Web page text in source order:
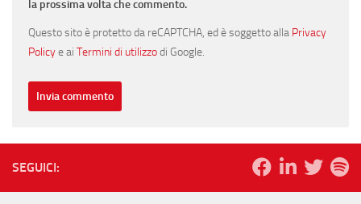
la prossima volta che commento.
Questo sito è protetto da reCAPTCHA, ed è soggetto alla Privacy
Policye ai Termini di utilizzodi Google.
SEGUICI: